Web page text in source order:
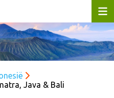
Java & Bali